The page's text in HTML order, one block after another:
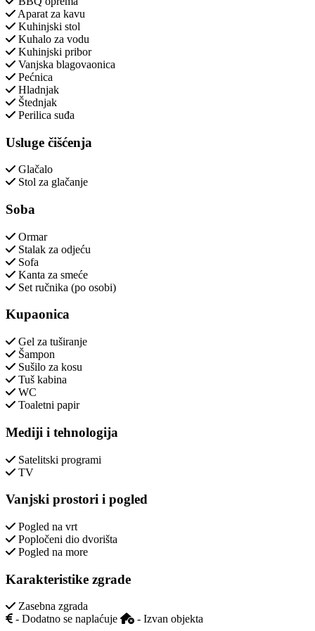
Aparat za kavu
Kuhinjski stol
Kuhalo za vodu
Kuhinjski pribor
Vanjska blagovaonica
Pećnica
Hladnjak
Štednjak
Perilica suđa
Usluge čišćenja
Glačalo
Stol za glačanje
Soba
Ormar
Stalak za odjeću
Sofa
Kanta za smeće
Set ručnika (po osobi)
Kupaonica
Gel za tuširanje
Šampon
Sušilo za kosu
Tuš kabina
WC
Toaletni papir
Mediji i tehnologija
Satelitski programi
TV
Vanjski prostori i pogled
Pogled na vrt
Popločeni dio dvorišta
Pogled na more
Karakteristike zgrade
Zasebna zgrada
- Dodatno se naplaćuje
- Izvan objekta